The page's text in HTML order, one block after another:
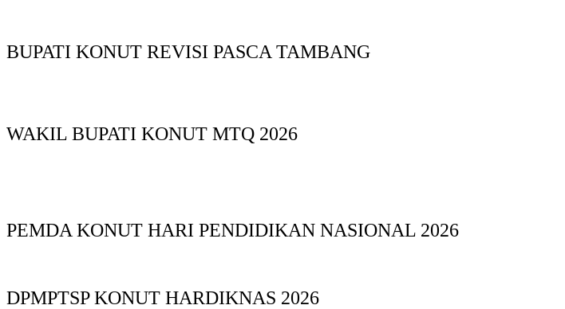
BUPATI KONUT REVISI PASCA TAMBANG
WAKIL BUPATI KONUT MTQ 2026
PEMDA KONUT HARI PENDIDIKAN NASIONAL 2026
DPMPTSP KONUT HARDIKNAS 2026